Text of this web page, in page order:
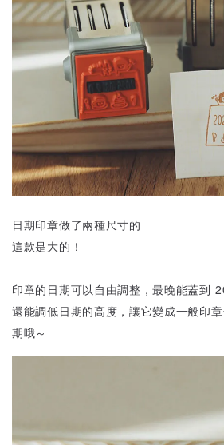
日期印章做了兩種尺寸的
這款是大的！
印章的日期可以自由調整，最晚能蓋到
還能調低日期的高度，讓它變成一般印
期哦～